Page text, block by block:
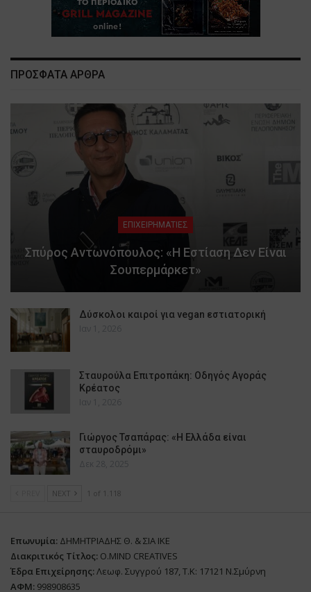
ΠΡΟΣΦΑΤΑ ΑΡΘΡΑ
ΕΠΙΧΕΙΡΗΜΑΤΙΕΣ
Σπύρος Αντωνόπουλος: «Η Εστίαση Δεν Είναι
Σουπερμάρκετ»
Δύσκολοι καιροί για vegan εστιατορική
Ιαν 1, 2026
Σταυρούλα Επιτροπάκη: Οδηγός Αγοράς
Κρέατος
Ιαν 1, 2026
Γιώργος Τσαπάρας: «Η Ελλάδα είναι
σταυροδρόμι»
Δεκ 28, 2025
NEXT 1 of 1.118
Επωνυμία: ΔΗΜΗΤΡΙΑΔΗΣ Θ. & ΣΙΑ ΙΚΕ
Διακριτικός Τίτλος: O.MIND CREATIVES
Έδρα Επιχείρησης:Λεωφ. Συγγρού 187, Τ.Κ: 17121 Ν.Σμύρνη
ΑΦΜ: 998908635